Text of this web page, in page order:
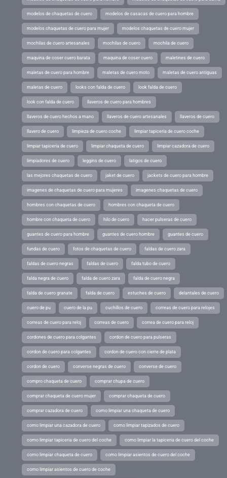
modelos de chaquetas de cuero modelos de casacas de cuero para hombre
modelos chaquetas de cuero para mujer modelos chaquetas de cuero mujer
mochilas de cuero artesanales mochilas de cuero mochila de cuero
maquina de coser cuero barata maquina de coser cuero maletines de cuero
maletas de cuero para hombre maletas de cuero moto maletas de cuero antiguas
maletas de cuero looks con falda de cuero look falda de cuero
look con falda de cuero llaveros de cuero para hombres
llaveros de cuero hechos a mano llaveros de cuero artesanales llaveros de cuero
llavero de cuero limpieza de cuero coche limpiar tapiceria de cuero coche
limpiar tapiceria de cuero limpiar chaqueta de cuero limpiar cazadora de cuero
limpiadores de cuero leggins de cuero latigos de cuero
las mejores chaquetas de cuero jaket de cuero jackets de cuero para hombre
imagenes de chaquetas de cuero para mujeres imagenes chaquetas de cuero
hombres con chaquetas de cuero hombres con chaqueta de cuero
hombre con chaqueta de cuero hilo de cuero hacer pulseras de cuero
guantes de cuero para hombre guantes de cuero hombre guantes de cuero
fundas de cuero fotos de chaquetas de cuero faldas de cuero zara
faldas de cuero negras faldas de cuero falda tubo de cuero
falda negra de cuero falda de cuero zara falda de cuero negra
falda de cuero granate falda de cuero estuches de cuero delantales de cuero
cuero de pu cuero de la pu cuchillos de cuero correas de cuero para relojes
correas de cuero para reloj correas de cuero correa de cuero para reloj
cordones de cuero para colgantes cordon de cuero para pulseras
cordon de cuero para colgantes cordon de cuero con cierre de plata
cordon de cuero converse negras de cuero converse de cuero
compro chaqueta de cuero comprar chupa de cuero
comprar chaqueta de cuero mujer comprar chaqueta de cuero
comprar cazadora de cuero como limpiar una chaqueta de cuero
como limpiar una cazadora de cuero como limpiar tapizados de cuero
como limpiar tapiceria de cuero del coche como limpiar la tapiceria de cuero del coche
como limpiar chaqueta de cuero como limpiar asientos de cuero del coche
como limpiar asientos de cuero de coche